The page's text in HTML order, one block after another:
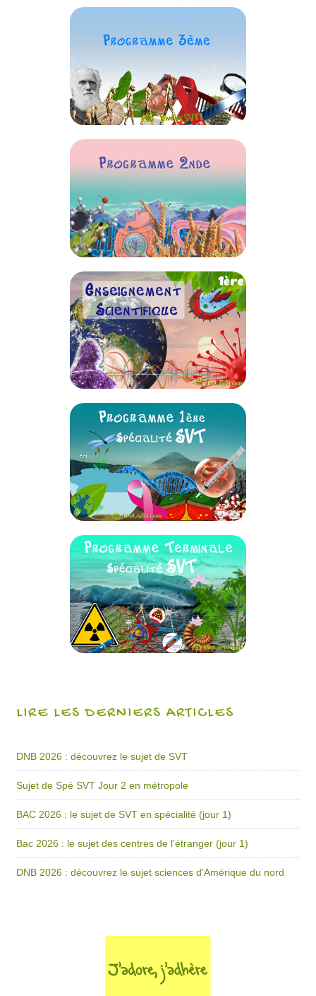
LIRE LES DERNIERS ARTICLES
DNB 2026 : découvrez le sujet de SVT
Sujet de Spé SVT Jour 2 en métropole
BAC 2026 : le sujet de SVT en spécialité (jour 1)
Bac 2026 : le sujet des centres de l’étranger (jour 1)
DNB 2026 : découvrez le sujet sciences d’Amérique du nord